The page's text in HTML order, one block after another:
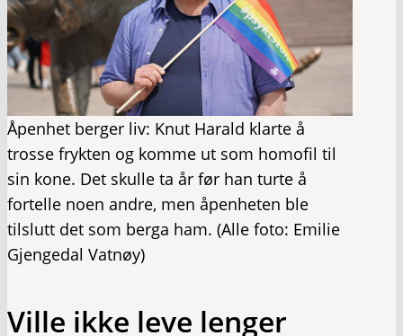
Åpenhet berger liv: Knut Harald klarte å
trosse frykten og komme ut som homofil til
sin kone. Det skulle ta år før han turte å
fortelle noen andre, men åpenheten ble
tilslutt det som berga ham. (Alle foto: Emilie
Gjengedal Vatnøy)
Ville ikke leve lenger